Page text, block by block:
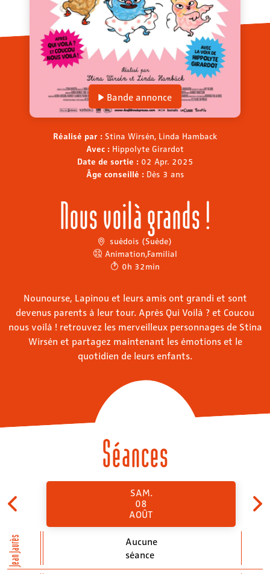
Bande annonce
Réalisé par : Stina Wirsén, Linda Hamback
Avec : Hippolyte Girardot
Date de sortie : 02 Apr. 2025
Âge conseillé : Dès 3 ans
Nous voilà grands !
suédois (Suède)
Animation,Familial
0h 32min
Nounourse, Lapinou et leurs amis ont grandi et sont
devenus parents à leur tour. Après Qui Voilà ? et Coucou
nous voilà ! retrouvez les merveilleux personnages de Stina
Wirsén et partagez maintenant les émotions et le
quotidien de leurs enfants.
Séances
Jean Jaurès
SAM.
08
AOÛT
Aucune
séance